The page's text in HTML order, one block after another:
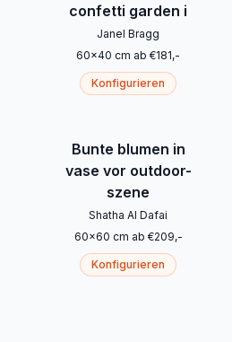
confetti garden i
Janel Bragg
60x40 cm ab €181,-
Konfigurieren
Bunte blumen in
vase vor outdoor-
szene
Shatha Al Dafai
60x60 cm ab €209,-
Konfigurieren